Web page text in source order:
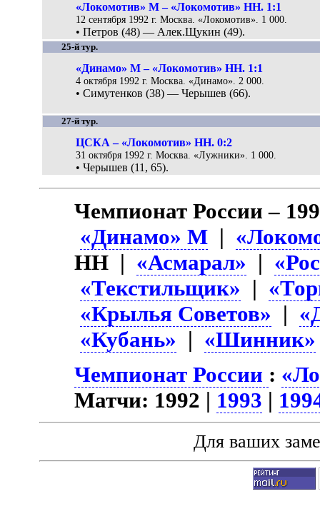
«Локомотив» М – «Локомотив» НН. 1:1
12 сентября 1992 г. Москва. «Локомотив». 1 000.
• Петров (48) — Алек.Щукин (49).
25-й тур.
«Динамо» М – «Локомотив» НН. 1:1
4 октября 1992 г. Москва. «Динамо». 2 000.
• Симутенков (38) — Черышев (66).
27-й тур.
ЦСКА – «Локомотив» НН. 0:2
31 октября 1992 г. Москва. «Лужники». 1 000.
• Черышев (11, 65).
Чемпионат России –
«Динамо» М |
НН | «Асмарал» |
«Текстильщик» |
«Крылья Советов» |
«Кубань» | «Шинник»
Чемпионат России :
Матчи: 1992 | 1993 |
Для ваших